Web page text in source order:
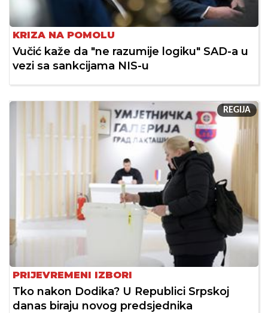
KRIZA NA POMOLU
Vučić kaže da "ne razumije logiku" SAD-a u
vezi sa sankcijama NIS-u
REGIJA
PRIJEVREMENI IZBORI
Tko nakon Dodika? U Republici Srpskoj
danas biraju novog predsjednika